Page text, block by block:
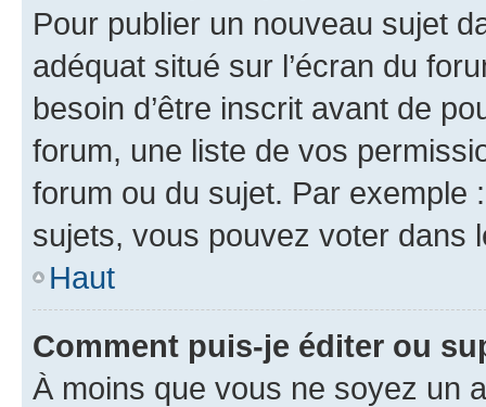
Pour publier un nouveau sujet
adéquat situé sur l’écran du
besoin d’être inscrit avant de
forum, une liste de vos
forum ou du sujet. Par exemple
sujets, vous pouvez voter dans
Haut
Comment puis-je éditer ou
À moins que vous ne soyez un